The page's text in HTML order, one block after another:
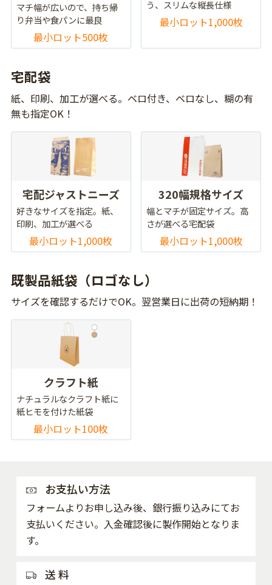
マチ幅が広いので、持ち帰
り弁当や食パンに最良
最小ロット500枚
う、スリムな縦長仕様
最小ロット1,000枚
宅配袋
紙、印刷、加工が選べる。ベロ付き、ベロなし、糊の有
無も指定OK！
宅配ジャストニーズ
好きなサイズを指定。紙、
印刷、加工が選べる
最小ロット1,000枚
320幅規格サイズ
幅とマチが固定サイズ。高
さが選べる宅配袋
最小ロット1,000枚
既製品紙袋（ロゴなし）
サイズを確認するだけでOK。翌営業日に出荷の短納期！
クラフト紙
ナチュラルなクラフト紙に
紙ヒモを付けた紙袋
最小ロット100枚
お支払い方法
フォームよりお申し込み後、銀行振り込みにてお
支払いください。入金確認後に製作開始となりま
す。
送 料